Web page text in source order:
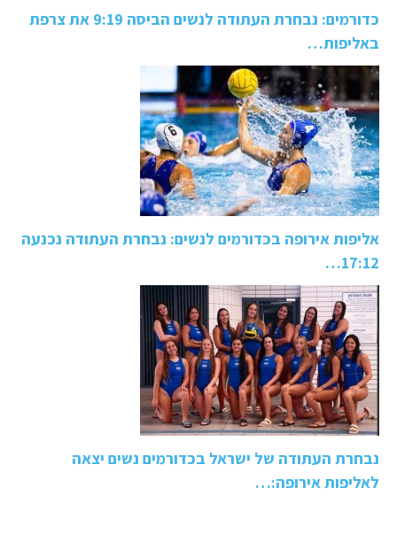
כדורמים: נבחרת העתודה לנשים הביסה 9:19 את צרפת
באליפות…
אליפות אירופה בכדורמים לנשים: נבחרת העתודה נכנעה
17:12…
נבחרת העתודה של ישראל בכדורמים נשים יצאה
לאליפות אירופה:…